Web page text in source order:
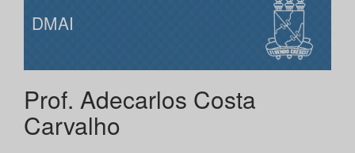
DMAI
Prof. Adecarlos Costa
Carvalho